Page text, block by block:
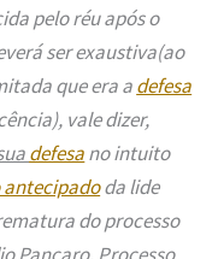
pelo réu após o
ser exaustiva(ao
que era adefesa
vale dizer,
defesano intuito
da lide
do processo